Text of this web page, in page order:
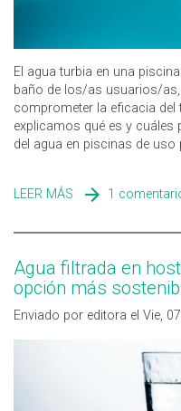
El agua turbia en una
baño de los/as usuarios/
comprometer la eficacia del
explicamos qué es y cuáles
del agua en piscinas de uso
LEER MÁS SOBRE ¿QUÉ
1
Agua filtrada en
opción más
Enviado por editora el Vie,